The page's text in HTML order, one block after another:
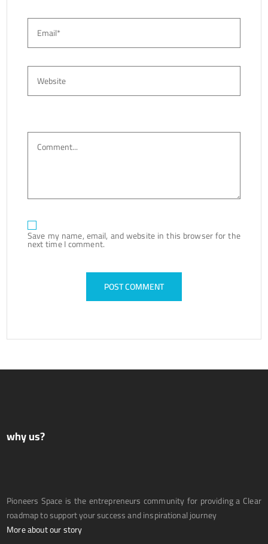
Save my name, email, and website in this browser for the
next time I comment.
why us?
Pioneers Space is the entrepreneurs community for providing a Clear
roadmap to support your success and inspirational journey
More about our story